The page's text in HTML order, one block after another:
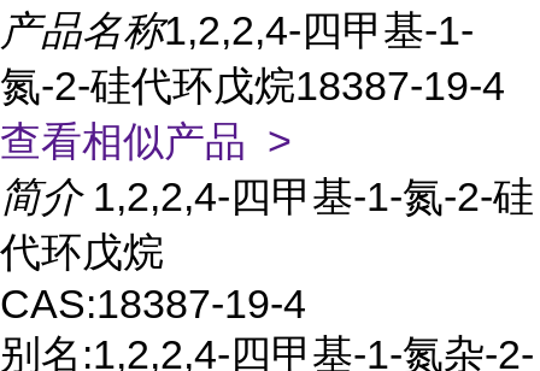
产品名称1,2,2,4-四甲基-1-
氮-2-硅代环戊烷18387-19-4
查看相似产品 >
简介 1,2,2,4-四甲基-1-氮-2-硅
代环戊烷
CAS:18387-19-4
别名:1,2,2,4-四甲基-1-氮杂-2-